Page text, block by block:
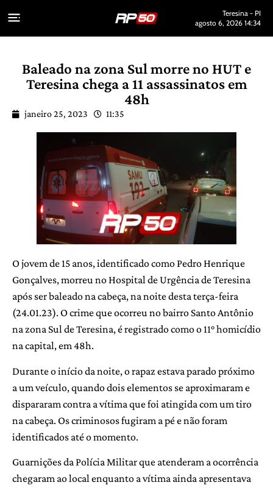
Teresina - PI
agosto 6, 2026 14:34
Baleado na zona Sul morre no HUT e
Teresina chega a 11 assassinatos em
48h
janeiro 25, 2023 11:35
O jovem de 15 anos, identificado como Pedro Henrique
Gonçalves, morreu no Hospital de Urgência de Teresina
após ser baleado na cabeça, na noite desta terça-feira
(24.01.23). O crime que ocorreu no bairro Santo Antônio
na zona Sul de Teresina, é registrado como o 11° homicídio
na capital, em 48h.
Durante o início da noite, o rapaz estava parado próximo
a um veículo, quando dois elementos se aproximaram e
dispararam contra a vítima que foi atingida com um tiro
na cabeça. Os criminosos fugiram a pé e não foram
identificados até o momento.
Guarnições da Polícia Militar que atenderam a ocorrência
chegaram ao local enquanto a vítima ainda apresentava